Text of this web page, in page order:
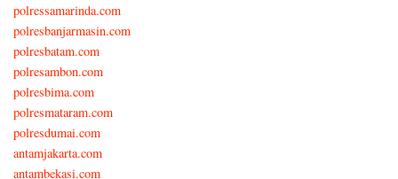
polressamarinda.com
polresbanjarmasin.com
polresbatam.com
polresambon.com
polresbima.com
polresmataram.com
polresdumai.com
antamjakarta.com
antambekasi.com